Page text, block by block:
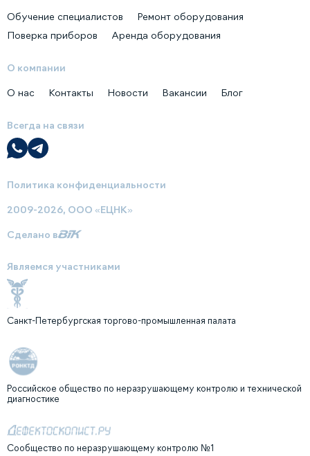
Обучение специалистов
Ремонт оборудования
Поверка приборов
Аренда оборудования
О компании
О нас Контакты Новости Вакансии Блог
Всегда на связи
Политика конфиденциальности
2009-2026, ООО «ЕЦНК»
Сделано в
Являемся участниками
Санкт-Петербургская торгово-промышленная палата
Российское общество по неразрушающему контролю и технической
диагностике
Сообщество по неразрушающему контролю №1